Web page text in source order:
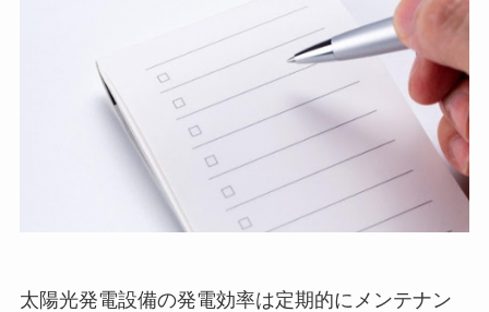
太陽光発電設備の発電効率は定期的にメンテナン